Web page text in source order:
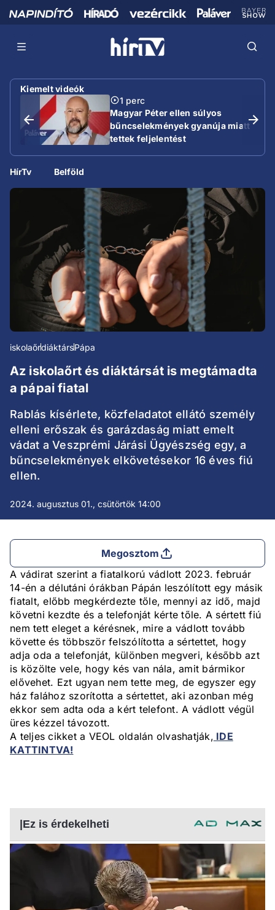
Kiemelt videók
1 perc
Magyar Péter ellen súlyos
bűncselekmények gyanúja miatt
tettek feljelentést
HírTv Belföld
iskolaőrdiáktársPápa
Az iskolaőrt és diáktársát is megtámadta
a pápai fiatal
Rablás kísérlete, közfeladatot ellátó személy
elleni erőszak és garázdaság miatt emelt
vádat a Veszprémi Járási Ügyészség egy, a
bűncselekmények elkövetésekor 16 éves fiú
ellen.
2024. augusztus 01., csütörtök 14:00
Megosztom
A vádirat szerint a fiatalkorú vádlott 2023. február
14-én a délutáni órákban Pápán leszólított egy másik
fiatalt, előbb megkérdezte tőle, mennyi az idő, majd
követni kezdte és a telefonját kérte tőle. A sértett fiú
nem tett eleget a kérésnek, mire a vádlott tovább
követte és többször felszólította a sértettet, hogy
adja oda a telefonját, különben megveri, később azt
is közölte vele, hogy kés van nála, amit bármikor
elővehet. Ezt ugyan nem tette meg, de egyszer egy
ház falához szorította a sértettet, aki azonban még
ekkor sem adta oda a kért telefont. A vádlott végül
üres kézzel távozott.
A teljes cikket a VEOL oldalán olvashatják, IDE
KATTINTVA!